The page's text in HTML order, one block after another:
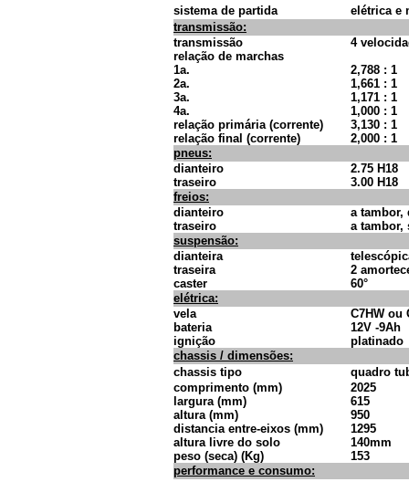
sistema de partida
elétrica e
transmissão:
transmissão
relação de marchas
1a.
2a.
3a.
4a.
relação primária (corrente)
relação final (corrente)
4
2,788 : 1
1,661 : 1
1,171 : 1
1,000 : 1
3,130 : 1
2,000 : 1
pneus:
dianteiro
traseiro
2.75 H18
3.00 H18
freios:
dianteiro
traseiro
a tambor,
a tambor,
suspensão:
dianteira
traseira
caster
2
60°
elétrica:
vela
bateria
ignição
C7HW ou
12V -9Ah
platinado
chassis / dimensões:
chassis tipo
quadro
comprimento (mm)
largura (mm)
altura (mm)
distancia entre-eixos (mm)
altura livre do solo
peso (seca) (Kg)
2025
615
950
1295
140mm
153
performance e consumo: